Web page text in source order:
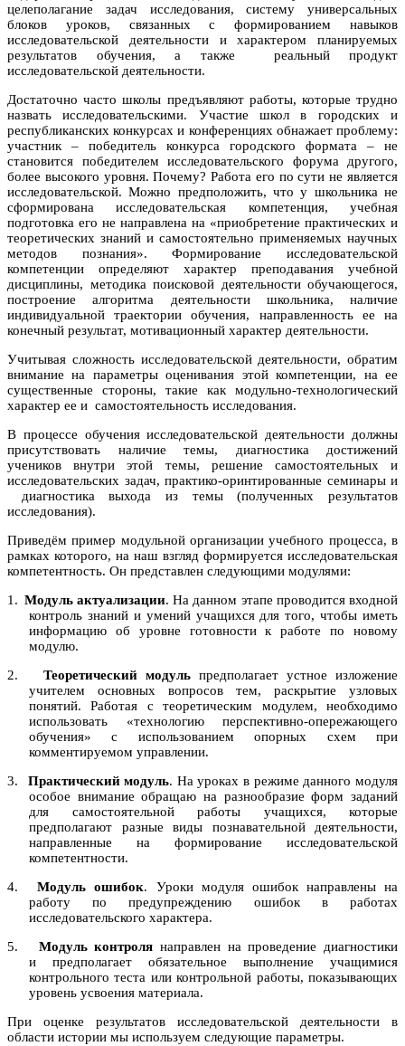
целеполагание задач исследования, систему универсальных
блоков уроков, связанных с формированием навыков
исследовательской деятельности и характером планируемых
результатов обучения, а также реальный продукт
исследовательской деятельности.
Достаточно часто школы предъявляют работы, которые трудно
назвать исследовательскими. Участие школ в городских и
республиканских конкурсах и конференциях обнажает проблему:
участник – победитель конкурса городского формата – не
становится победителем исследовательского форума другого,
более высокого уровня. Почему? Работа его по сути не является
исследовательской. Можно предположить, что у школьника не
сформирована исследовательская компетенция, учебная
подготовка его не направлена на «приобретение практических и
теоретических знаний и самостоятельно применяемых научных
методов познания». Формирование исследовательской
компетенции определяют характер преподавания учебной
дисциплины, методика поисковой деятельности обучающегося,
построение алгоритма деятельности школьника, наличие
индивидуальной траектории обучения, направленность ее на
конечный результат, мотивационный характер деятельности.
Учитывая сложность исследовательской деятельности, обратим
внимание на параметры оценивания этой компетенции, на ее
существенные стороны, такие как модульно-технологический
характер ее и самостоятельность исследования.
В процессе обучения исследовательской деятельности должны
присутствовать наличие темы, диагностика достижений
учеников внутри этой темы, решение самостоятельных и
исследовательских задач, практико-оринтированные семинары и
диагностика выхода из темы (полученных результатов
исследования).
Приведём пример модульной организации учебного процесса, в
рамках которого, на наш взгляд формируется исследовательская
компетентность. Он представлен следующими модулями:
1. Модуль актуализации. На данном этапе проводится входной
контроль знаний и умений учащихся для того, чтобы иметь
информацию об уровне готовности к работе по новому
модулю.
2.
Теоретический модуль предполагает устное изложение
учителем основных вопросов тем, раскрытие узловых
понятий. Работая с теоретическим модулем, необходимо
использовать «технологию перспективно-опережающего
обучения» с использованием опорных схем при
комментируемом управлении.
3.
Практический модуль. На уроках в режиме данного модуля
особое внимание обращаю на разнообразие форм заданий
для самостоятельной работы учащихся, которые
предполагают разные виды познавательной деятельности,
направленные на формирование исследовательской
компетентности.
4.
Модуль ошибок. Уроки модуля ошибок направлены на
работу по предупреждению ошибок в работах
исследовательского характера.
5.
Модуль контроля направлен на проведение диагностики
и предполагает обязательное выполнение учащимися
контрольного теста или контрольной работы, показывающих
уровень усвоения материала.
При оценке результатов исследовательской деятельности в
области истории мы используем следующие параметры.